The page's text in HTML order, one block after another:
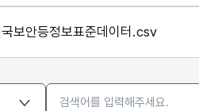
보안등정보표준데이터.csv
검색어 입력창